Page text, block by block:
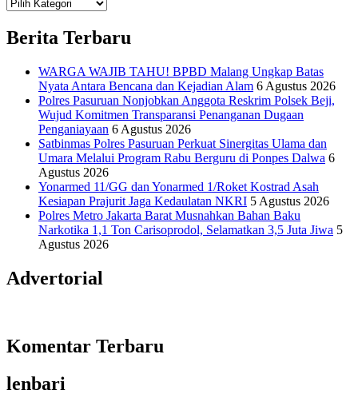
Berita Terbaru
WARGA WAJIB TAHU! BPBD Malang Ungkap Batas
Nyata Antara Bencana dan Kejadian Alam 6 Agustus 2026
Polres Pasuruan Nonjobkan Anggota Reskrim Polsek Beji,
Wujud Komitmen Transparansi Penanganan Dugaan
Penganiayaan 6 Agustus 2026
Satbinmas Polres Pasuruan Perkuat Sinergitas Ulama dan
Umara Melalui Program Rabu Berguru di Ponpes Dalwa 6
Agustus 2026
Yonarmed 11/GG dan Yonarmed 1/Roket Kostrad Asah
Kesiapan Prajurit Jaga Kedaulatan NKRI 5 Agustus 2026
Polres Metro Jakarta Barat Musnahkan Bahan Baku
Narkotika 1,1 Ton Carisoprodol, Selamatkan 3,5 Juta Jiwa 5
Agustus 2026
Advertorial
Komentar Terbaru
lenbari